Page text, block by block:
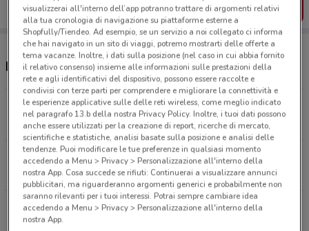
SCARICA L’APP
Negozi GrandVision by Avanzi a Desio
Via Monza, 55 Limbiate
6.2 km
APERTO
Via T. Vecellio, 1 Villasanta
7.7 km
APERTO
Viale Sarca Milano
11.1 km
visualizzerai all'interno dell’app potranno trattare di argomenti relativi
alla tua cronologia di navigazione su piattaforme esterne a
Shopfully/Tiendeo. Ad esempio, se un servizio a noi collegato ci informa
che hai navigato in un sito di viaggi, potremo mostrarti delle offerte a
tema vacanze. Inoltre, i dati sulla posizione (nel caso in cui abbia fornito
il relativo consenso) insieme alle informazioni sulle prestazioni della
rete e agli identificativi del dispositivo, possono essere raccolte e
condivisi con terze parti per comprendere e migliorare la connettività e
le esperienze applicative sulle delle reti wireless, come meglio indicato
nel paragrafo 13.b della nostra Privacy Policy. Inoltre, i tuoi dati possono
anche essere utilizzati per la creazione di report, ricerche di mercato,
scientifiche e statistiche, analisi basate sulla posizione e analisi delle
tendenze. Puoi modificare le tue preferenze in qualsiasi momento
accedendo a Menu > Privacy > Personalizzazione all'interno della
nostra App. Cosa succede se rifiuti: Continuerai a visualizzare annunci
pubblicitari, ma riguarderanno argomenti generici e probabilmente non
saranno rilevanti per i tuoi interessi. Potrai sempre cambiare idea
accedendo a Menu > Privacy > Personalizzazione all'interno della
nostra App.